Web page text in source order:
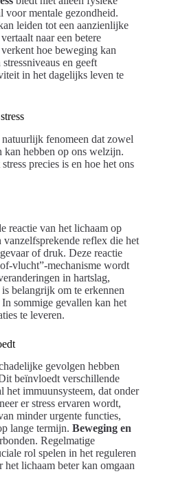
voor mentale gezondheid.
leiden tot een aanzienlijke
naar een betere
hoe beweging kan
en geeft
in het dagelijks leven te
fenomeen dat zowel
kan hebben op ons welzijn.
precies is en hoe het ons
reactie van het lichaam op
vanzelfsprekende reflex die het
of druk. Deze reactie
vlucht”-mechanisme wordt
in hartslag,
belangrijk om te erkennen
sommige gevallen kan het
te leveren.
gevolgen hebben
beïnvloedt verschillende
het immuunsysteem, dat onder
er stress ervaren wordt,
minder urgente functies,
lange termijn. Beweging en
Regelmatige
rol spelen in het reguleren
het lichaam beter kan omgaan